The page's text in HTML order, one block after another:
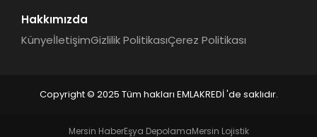
Hakkımızda
KünyeİletişimGizlilik PolitikasıÇerez Politikası
Copyright © 2025 Tüm hakları EMLAKREDİ 'de saklıdır.
Mersin HaberEşya DepolamaMersin Lojistik